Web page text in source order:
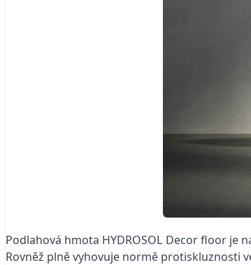
Podlahová hmota HYDROSOL Decor floor je
Rovněž plně vyhovuje normě protiskluznosti